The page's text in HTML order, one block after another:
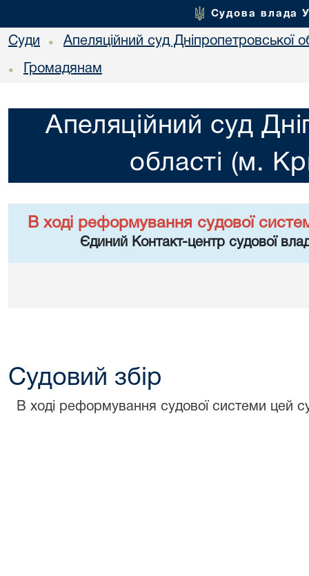
Судова влада
Суди • Апеляційний суд Дніпропетровської
• Громадянам
Апеляційний суд
області (м.
В ході реформування судової
Єдиний Контакт-центр судової
Судовий збір
В ході реформування судової системи цей